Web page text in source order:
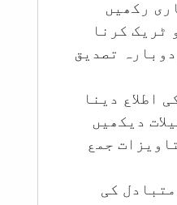
رکھیں
ٹریک کرنا
تصدیق
اطلاع دینا
دیکھیں
جمع
کی